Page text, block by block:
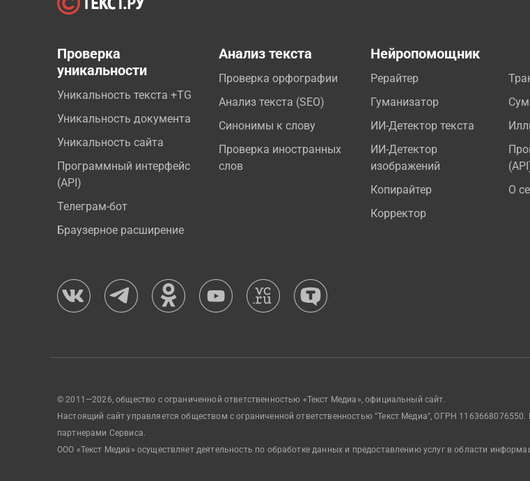
Проверка
уникальности
Уникальность текста +TG
Уникальность документа
Уникальность сайта
Программный интерфейс
(API)
Телеграм-бот
Браузерное расширение
Анализ текста
Проверка орфографии
Анализ текста (SEO)
Синонимы к слову
Проверка иностранных
слов
Нейропомощник
Рерайтер
Гуманизатор
ИИ-Детектор текста
ИИ-Детектор
изображений
Копирайтер
Корректор
О
© 2011—2026, общество с ограниченной ответственностью «Текст Медиа», официальный сайт.
Настоящий сайт управляется обществом с ограниченной ответственностью "Текст Медиа", ОГРН
партнерами Сервиса.
ООО «Текст Медиа» осуществляет деятельность по обработке данных и предоставлению услуг в области